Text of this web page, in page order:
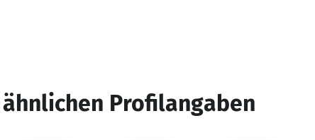
Profilangaben